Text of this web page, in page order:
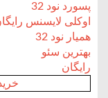
پسورد نود 32
اوکلی لایسنس رایگان
همیار نود 32
بهترین سئو
رایگان